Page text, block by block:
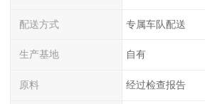
配送方式 专属车队配送
生产基地 自有
原料 经过检查报告